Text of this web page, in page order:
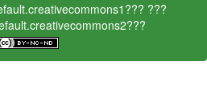
???